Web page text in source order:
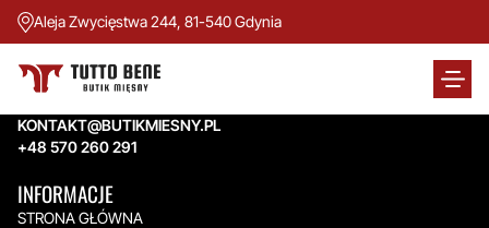
Aleja Zwycięstwa 244, 81-540 Gdynia
TUTTO BENE BUTIK MIĘSNY
Aleja Zwycięstwa 244,
KONTAKT@BUTIKMIESNY.PL
+48 570 260 291
INFORMACJE
STRONA GŁÓWNA